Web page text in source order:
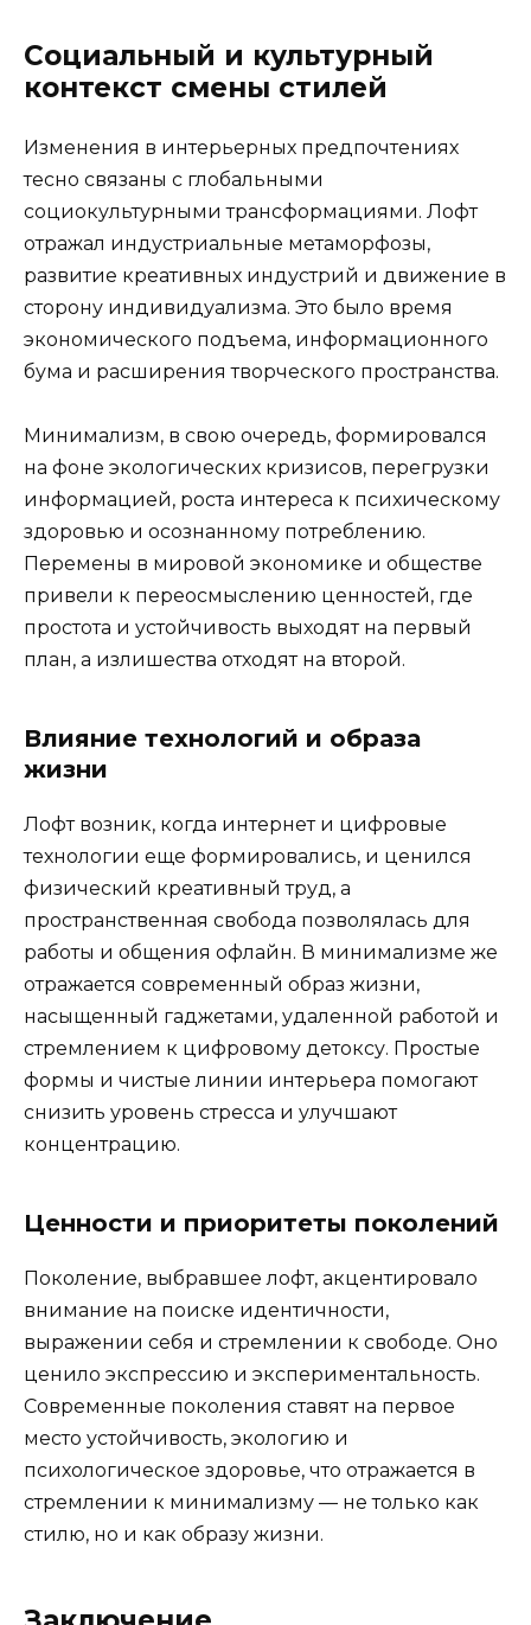
Социальный и культурный
контекст смены стилей
Изменения в интерьерных предпочтениях
тесно связаны с глобальными
социокультурными трансформациями. Лофт
отражал индустриальные метаморфозы,
развитие креативных индустрий и движение в
сторону индивидуализма. Это было время
экономического подъема, информационного
бума и расширения творческого пространства.
Минимализм, в свою очередь, формировался
на фоне экологических кризисов, перегрузки
информацией, роста интереса к психическому
здоровью и осознанному потреблению.
Перемены в мировой экономике и обществе
привели к переосмыслению ценностей, где
простота и устойчивость выходят на первый
план, а излишества отходят на второй.
Влияние технологий и образа
жизни
Лофт возник, когда интернет и цифровые
технологии еще формировались, и ценился
физический креативный труд, а
пространственная свобода позволялась для
работы и общения офлайн. В минимализме же
отражается современный образ жизни,
насыщенный гаджетами, удаленной работой и
стремлением к цифровому детоксу. Простые
формы и чистые линии интерьера помогают
снизить уровень стресса и улучшают
концентрацию.
Ценности и приоритеты поколений
Поколение, выбравшее лофт, акцентировало
внимание на поиске идентичности,
выражении себя и стремлении к свободе. Оно
ценило экспрессию и экспериментальность.
Современные поколения ставят на первое
место устойчивость, экологию и
психологическое здоровье, что отражается в
стремлении к минимализму — не только как
стилю, но и как образу жизни.